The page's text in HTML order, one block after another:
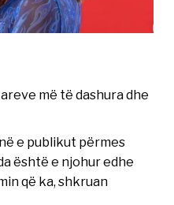
më të dashura dhe
e publikut përmes
është e njohur edhe
që ka, shkruan